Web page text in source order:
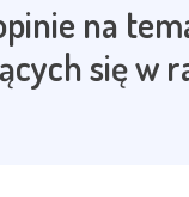
na
się w